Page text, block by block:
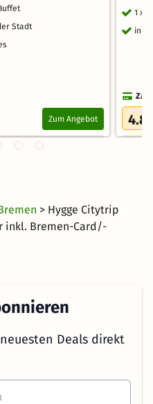
Stadt
Zum Angebot
1 x
inkl.
4.8
> Hygge Citytrip
inkl. Bremen-Card/-
Deals direkt